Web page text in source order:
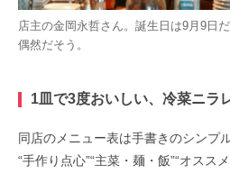
店主の金岡永哲さん。誕生日は9月9日
偶然だそう。
1皿で3度おいしい、冷菜ニラ
同店のメニュー表は手書きのシンプ
“手作り点心”“主菜・麺・飯”“オスス